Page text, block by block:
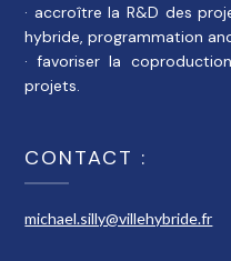
· accroître la R&D des
hybride, programmation
· favoriser la
projets.
CONTACT :
michael.silly@villehybride.fr